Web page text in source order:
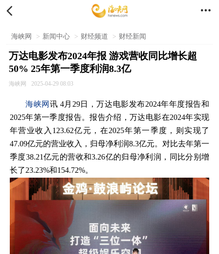
 
海峡网 > 新闻中心 > 财经频道 > 财经新闻
万达电影发布2024年报 游戏营收同比增长超
50% 25年第一季度利润8.3亿
海峡网 2025-04-29 08:03
海峡网 讯 4月29日，万达电影发布2024年年度报告和
2025年第一季度报告。报告介绍，万达电影在2024年实现
年营业收入123.62亿元，在2025年第一季度，则实现了
47.09亿元的营业收入，归母净利润8.3亿元。对比去年第一
季度38.21亿元的营收和3.26亿的归母净利润，同比分别增
长了23.23%和154.72%。